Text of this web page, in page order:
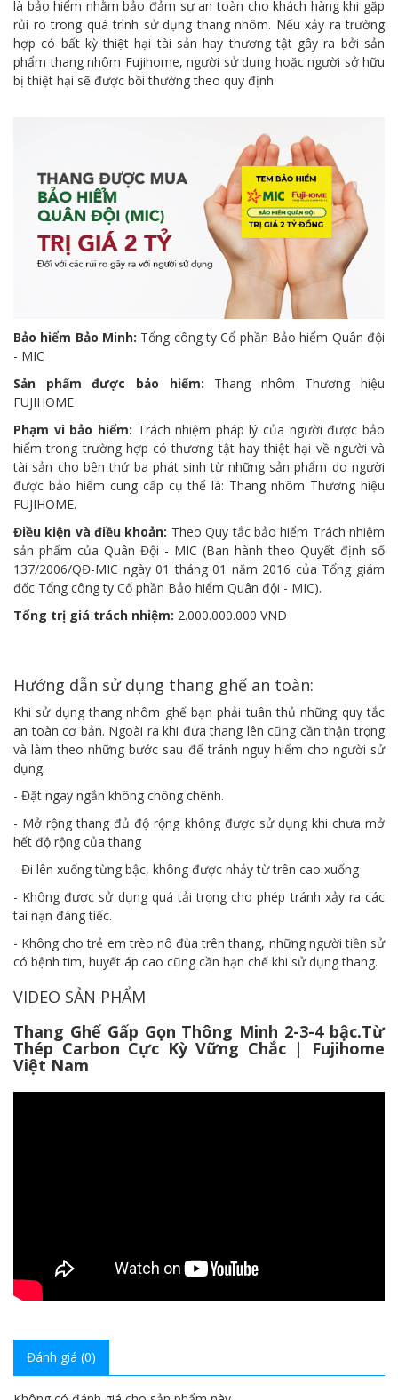
là bảo hiểm nhằm bảo đảm sự an toàn cho khách hàng khi gặp
rủi ro trong quá trình sử dụng thang nhôm. Nếu xảy ra trường
hợp có bất kỳ thiệt hại tài sản hay thương tật gây ra bởi sản
phẩm thang nhôm Fujihome, người sử dụng hoặc người sở hữu
bị thiệt hại sẽ được bồi thường theo quy định.
Bảo hiểm Bảo Minh: Tổng công ty Cổ phần Bảo hiểm Quân đội
- MIC
Sản phẩm được bảo hiểm: Thang nhôm Thương hiệu
FUJIHOME
Phạm vi bảo hiểm: Trách nhiệm pháp lý của người được bảo
hiểm trong trường hợp có thương tật hay thiệt hại về người và
tài sản cho bên thứ ba phát sinh từ những sản phẩm do người
được bảo hiểm cung cấp cụ thể là: Thang nhôm Thương hiệu
FUJIHOME.
Điều kiện và điều khoản: Theo Quy tắc bảo hiểm Trách nhiệm
sản phẩm của Quân Đội - MIC (Ban hành theo Quyết định số
137/2006/QĐ-MIC ngày 01 tháng 01 năm 2016 của Tổng giám
đốc Tổng công ty Cổ phần Bảo hiểm Quân đội - MIC).
Tổng trị giá trách nhiệm: 2.000.000.000 VND
Hướng dẫn sử dụng thang ghế an toàn:
Khi sử dụng thang nhôm ghế bạn phải tuân thủ những quy tắc
an toàn cơ bản. Ngoài ra khi đưa thang lên cũng cần thận trọng
và làm theo những bước sau để tránh nguy hiểm cho người sử
dụng.
- Đặt ngay ngắn không chông chênh.
- Mở rộng thang đủ độ rộng không được sử dụng khi chưa mở
hết độ rộng của thang
- Đi lên xuống từng bậc, không được nhảy từ trên cao xuống
- Không được sử dụng quá tải trọng cho phép tránh xảy ra các
tai nạn đáng tiếc.
- Không cho trẻ em trèo nô đùa trên thang, những người tiền sử
có bệnh tim, huyết áp cao cũng cần hạn chế khi sử dụng thang.
VIDEO SẢN PHẨM
Thang Ghế Gấp Gọn Thông Minh 2-3-4 bậc.Từ
Thép Carbon Cực Kỳ Vững Chắc | Fujihome
Việt Nam
Đánh giá (0)